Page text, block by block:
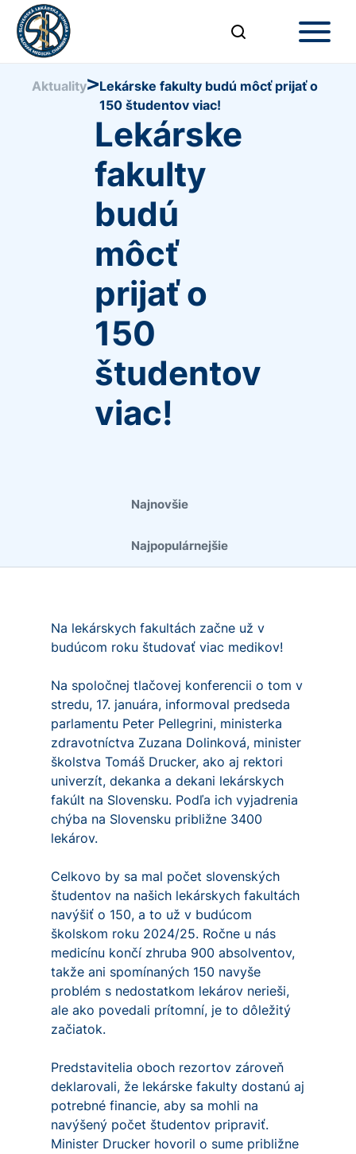
Aktuality>Lekárske fakulty budú môcť prijať o
150 študentov viac!
Lekárske
fakulty
budú
môcť
prijať o
150
študentov
viac!
Najnovšie
Najpopulárnejšie
Na lekárskych fakultách začne už v
budúcom roku študovať viac medikov!
Na spoločnej tlačovej konferencii o tom v
stredu, 17. januára, informoval predseda
parlamentu Peter Pellegrini, ministerka
zdravotníctva Zuzana Dolinková, minister
školstva Tomáš Drucker, ako aj rektori
univerzít, dekanka a dekani lekárskych
fakúlt na Slovensku. Podľa ich vyjadrenia
chýba na Slovensku približne 3400
lekárov.
Celkovo by sa mal počet slovenských
študentov na našich lekárskych fakultách
navýšiť o 150, a to už v budúcom
školskom roku 2024/25. Ročne u nás
medicínu končí zhruba 900 absolventov,
takže ani spomínaných 150 navyše
problém s nedostatkom lekárov nerieši,
ale ako povedali prítomní, je to dôležitý
začiatok.
Predstavitelia oboch rezortov zároveň
deklarovali, že lekárske fakulty dostanú aj
potrebné financie, aby sa mohli na
navýšený počet študentov pripraviť.
Minister Drucker hovoril o sume približne